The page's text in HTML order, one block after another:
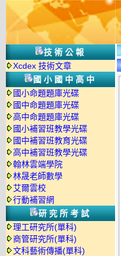
技術公報
Xcdex 技術文章
國小國中高中
國小命題題庫光碟
國中命題題庫光碟
高中命題題庫光碟
國小補習班教學光碟
國中補習班教育光碟
高中補習班教學光碟
翰林雲端學院
林晟老師數學
艾爾雲校
行動補習網
研究所考試
理工研究所(單科)
商管研究所(單科)
文科藝術傳播(單科)